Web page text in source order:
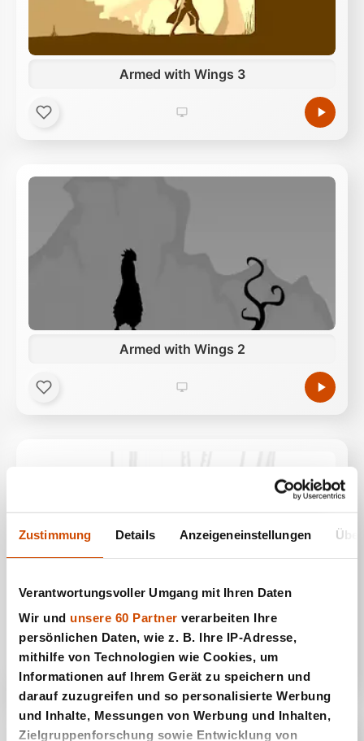
Zustimmung Details Anzeigeneinstellungen
Verantwortungsvoller Umgang mit Ihren Daten
Wir und unsere 60 Partner verarbeiten Ihre
persönlichen Daten, wie z. B. Ihre IP-Adresse,
mithilfe von Technologien wie Cookies, um
Informationen auf Ihrem Gerät zu speichern und
darauf zuzugreifen und so personalisierte Werbung
und Inhalte, Messungen von Werbung und Inhalten,
Zielgruppenforschung sowie Entwicklung von
Armed with Wings 3
Armed with Wings 2
Electric Man